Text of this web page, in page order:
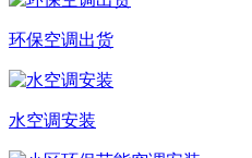
环保空调出货
水空调安装